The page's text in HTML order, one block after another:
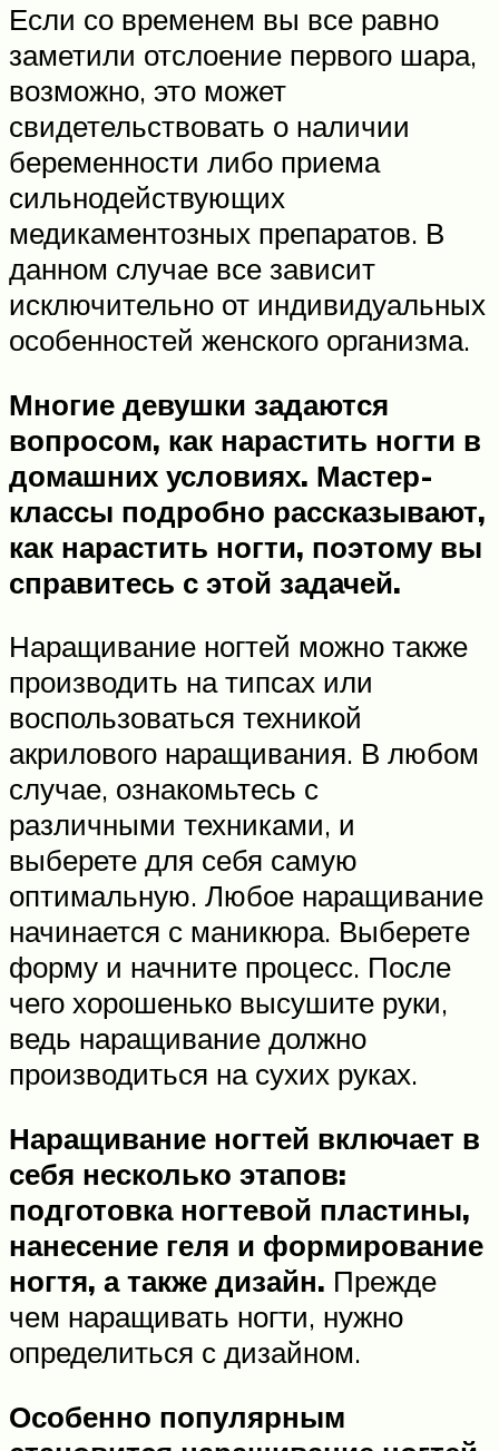
Если со временем вы все равно
заметили отслоение первого шара,
возможно, это может
свидетельствовать о наличии
беременности либо приема
сильнодействующих
медикаментозных препаратов. В
данном случае все зависит
исключительно от индивидуальных
особенностей женского организма.
Многие девушки задаются
вопросом, как нарастить ногти в
домашних условиях. Мастер-
классы подробно рассказывают,
как нарастить ногти, поэтому вы
справитесь с этой задачей.
Наращивание ногтей можно также
производить на типсах или
воспользоваться техникой
акрилового наращивания. В любом
случае, ознакомьтесь с
различными техниками, и
выберете для себя самую
оптимальную. Любое наращивание
начинается с маникюра. Выберете
форму и начните процесс. После
чего хорошенько высушите руки,
ведь наращивание должно
производиться на сухих руках.
Наращивание ногтей включает в
себя несколько этапов:
подготовка ногтевой пластины,
нанесение геля и формирование
ногтя, а также дизайн. Прежде
чем наращивать ногти, нужно
определиться с дизайном.
Особенно популярным